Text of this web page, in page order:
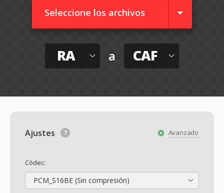
Seleccione los archivos
RA a CAF
Avanzado
Ajustes
Códec:
PCM_S16BE (Sin compresión)